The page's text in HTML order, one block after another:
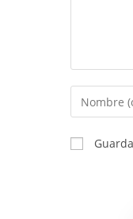
Introduce
tu
nombre
o